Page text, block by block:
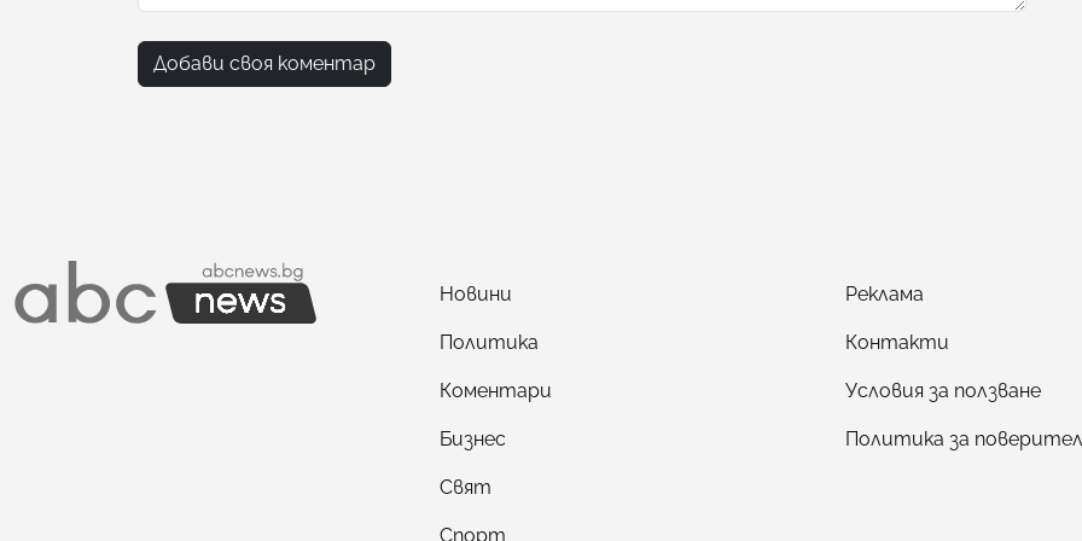
Добави своя коментар
Новини
Политика
Коментари
Бизнес
Свят
Спорт
Реклама
Контакти
Условия за ползване
Политика за